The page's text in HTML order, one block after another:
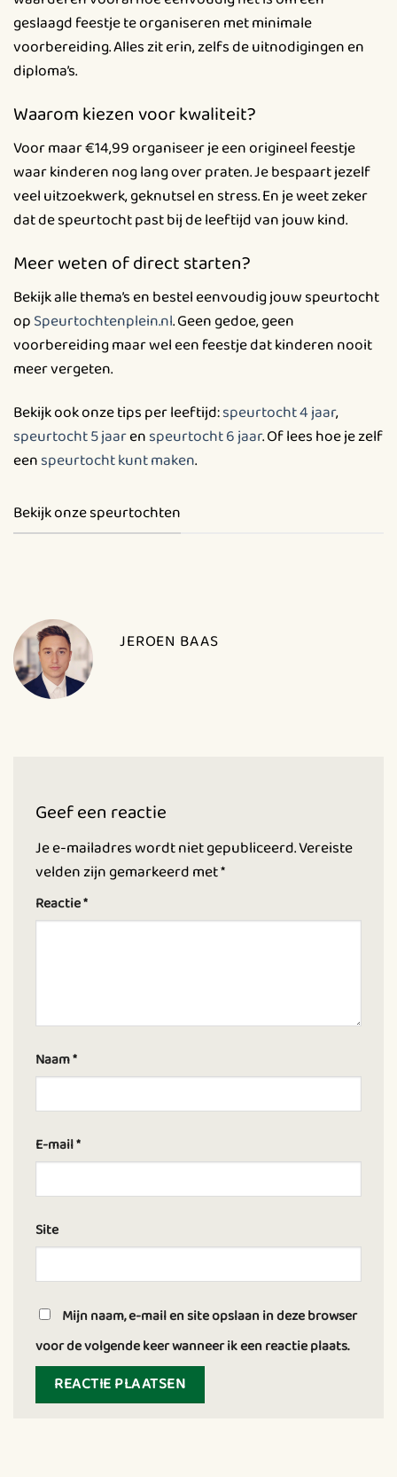
geslaagd feestje te organiseren met minimale
voorbereiding. Alles zit erin, zelfs de uitnodigingen en
diploma’s.
Waarom kiezen voor kwaliteit?
Voor maar €14,99 organiseer je een origineel feestje
waar kinderen nog lang over praten. Je bespaart jezelf
veel uitzoekwerk, geknutsel en stress. En je weet zeker
dat de speurtocht past bij de leeftijd van jouw kind.
Meer weten of direct starten?
Bekijk alle thema’s en bestel eenvoudig jouw speurtocht
opSpeurtochtenplein.nl. Geen gedoe, geen
voorbereiding maar wel een feestje dat kinderen nooit
meer vergeten.
Bekijk ook onze tips per leeftijd:speurtocht 4 jaar,
speurtocht 5 jaarenspeurtocht 6 jaar. Of lees hoe je zelf
eenspeurtocht kunt maken.
Bekijk onze speurtochten
JEROEN BAAS
Geef een reactie
Je e-mailadres wordt niet gepubliceerd.Vereiste
velden zijn gemarkeerd met*
Reactie*
Naam*
E-mail*
Site
Mijn naam, e-mail en site opslaan in deze browser
voor de volgende keer wanneer ik een reactie plaats.